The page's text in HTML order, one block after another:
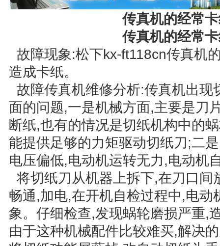
传真机的经常
传真机的经常
故障现象:松下kx-ft118cn传真机
造成卡纸。
故障传真机维修分析:传真机出
面的问题,一是机械方面,主要是刀
断纸,也有的情况是切纸机构中的
能提供足够的力矩驱动切纸刀;二
电压偏低,电动机运转无力,电动机
将切纸刀从机器上拆下,在刀口
畅通,加电,在开机自检过程中,电
象。仔细检查,发现蜗轮磨损严重,
由于这种机械配件比较难买,解决